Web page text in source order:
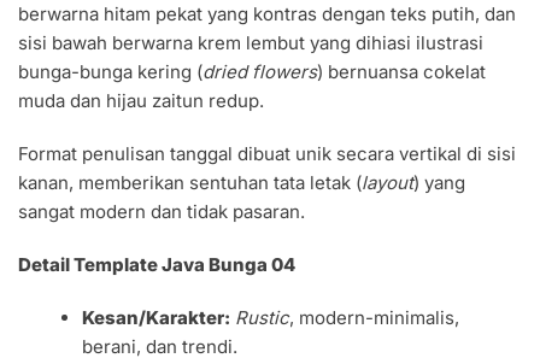
berwarna hitam pekat yang kontras dengan teks putih, dan
sisi bawah berwarna krem lembut yang dihiasi ilustrasi
bunga-bunga kering (dried flowers) bernuansa cokelat
muda dan hijau zaitun redup.
Format penulisan tanggal dibuat unik secara vertikal di sisi
kanan, memberikan sentuhan tata letak (layout) yang
sangat modern dan tidak pasaran.
Detail Template Java Bunga 04
Kesan/Karakter: Rustic, modern-minimalis,
berani, dan trendi.